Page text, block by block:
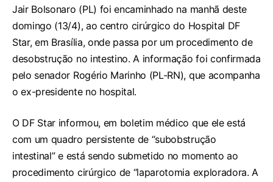
Jair Bolsonaro (PL) foi encaminhado na manhã deste
domingo (13/4), ao centro cirúrgico do Hospital DF
Star, em Brasília, onde passa por um procedimento de
desobstrução no intestino. A informação foi confirmada
pelo senador Rogério Marinho (PL-RN), que acompanha
o ex-presidente no hospital.
O DF Star informou, em boletim médico que ele está
com um quadro persistente de “subobstrução
intestinal” e está sendo submetido no momento ao
procedimento cirúrgico de “laparotomia exploradora. A